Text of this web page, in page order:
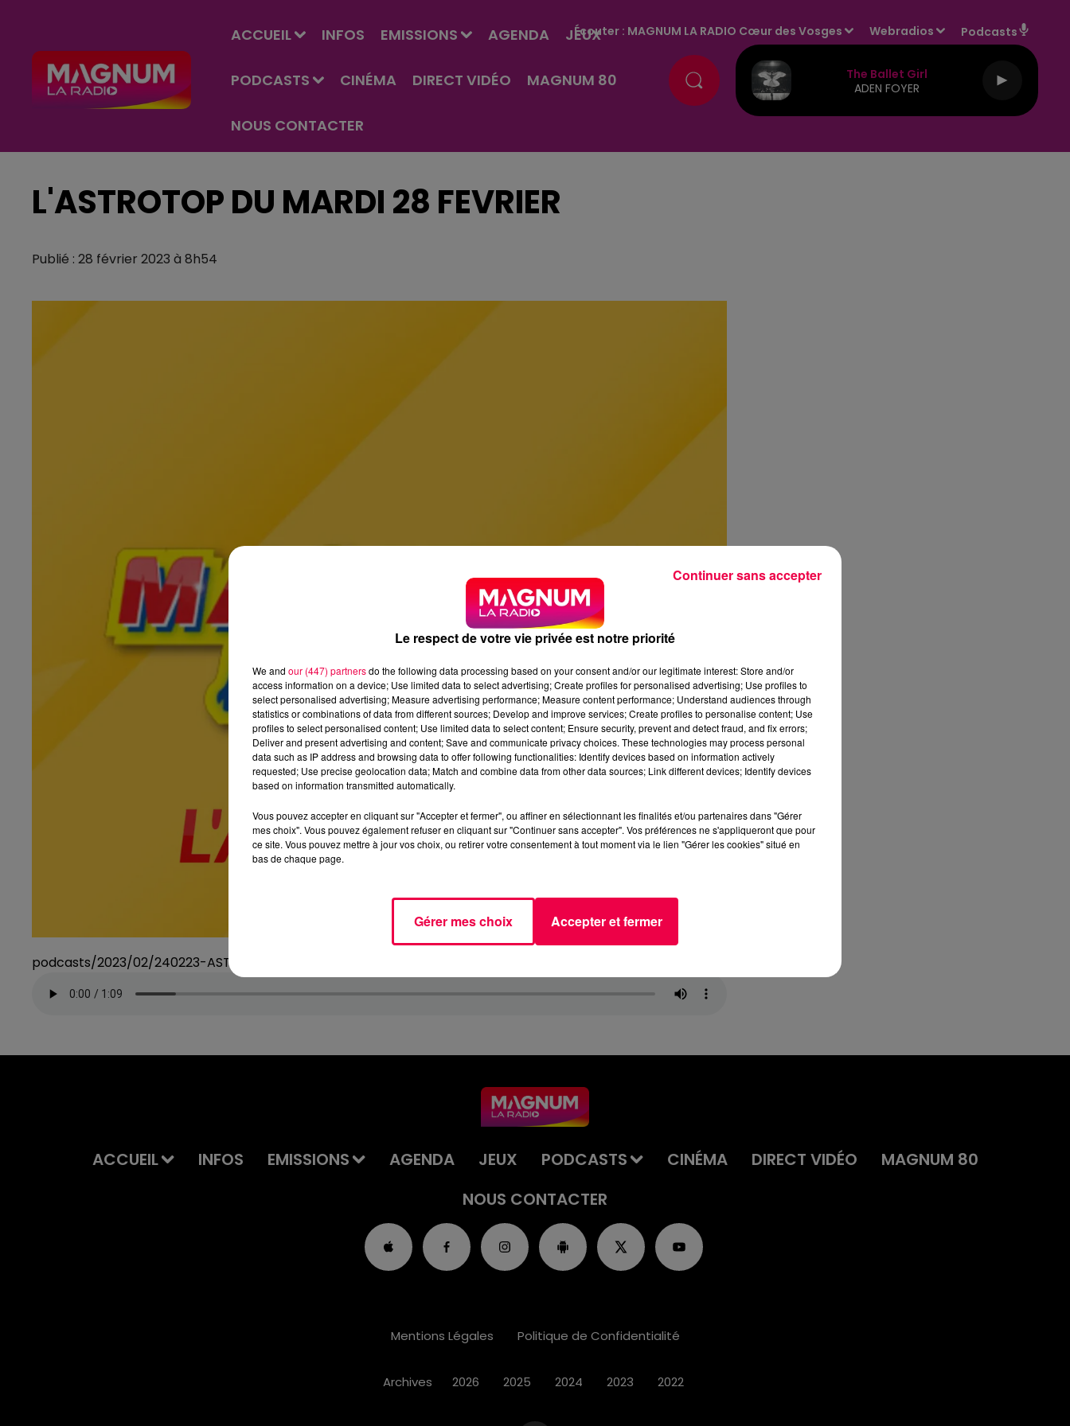
ACCUEIL INFOS EMISSIONS AGENDA JEUX
PODCASTS CINÉMA DIRECT VIDÉO MAGNUM 80
NOUS CONTACTER
Écouter : MAGNUM LA RADIO Cœur des Vosges Webradios Podcasts
The Ballet Girl
ADEN FOYER
L'ASTROTOP DU MARDI 28 FEVRIER
Publié : 28 février 2023 à 8h54
podcasts/2023/02/240223-ASTRO2.mp3
ACCUEIL INFOS EMISSIONS AGENDA JEUX PODCASTS CINÉMA DIRECT VIDÉO
MAGNUM 80
NOUS CONTACTER
Mentions Légales Politique de Confidentialité
Archives 2026 2025 2024 2023 2022
Le respect de votre vie privée est notre priorité
We and our (447) partnersdo the following data processing based on your consent and/or our legitimate interest: Store and/or
access information on a device; Use limited data to select advertising; Create profiles for personalised advertising; Use profiles to
select personalised advertising; Measure advertising performance; Measure content performance; Understand audiences through
statistics or combinations of data from different sources; Develop and improve services; Create profiles to personalise content; Use
profiles to select personalised content; Use limited data to select content; Ensure security, prevent and detect fraud, and fix errors;
Deliver and present advertising and content; Save and communicate privacy choices. These technologies may process personal
data such as IP address and browsing data to offer following functionalities: Identify devices based on information actively
requested; Use precise geolocation data; Match and combine data from other data sources; Link different devices; Identify devices
based on information transmitted automatically.
Vous pouvez accepter en cliquant sur "Accepter et fermer", ou affiner en sélectionnant les finalités et/ou partenaires dans "Gérer
mes choix". Vous pouvez également refuser en cliquant sur "Continuer sans accepter". Vos préférences ne s'appliqueront que pour
ce site. Vous pouvez mettre à jour vos choix, ou retirer votre consentement à tout moment via le lien "Gérer les cookies" situé en
bas de chaque page.
Gérer mes choix Accepter et fermer
Continuer sans accepter